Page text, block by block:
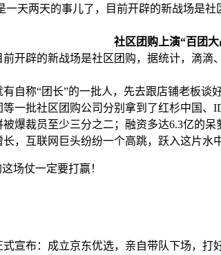
天两天的事儿了，目前开辟的新战场是
社区团购上演“百团大
开辟的新战场是社区团购，据统计，滴
自称“团长”的一批人，先去跟店铺老板
一批社区团购公司分别拿到了红杉中国、
爆裁员至少三分之二；融资多达6.3亿的呆
，互联网巨头纷纷一个高跳，跃入这片水中
场仗一定要打赢！
宣布：成立京东优选，亲自带队下场，打